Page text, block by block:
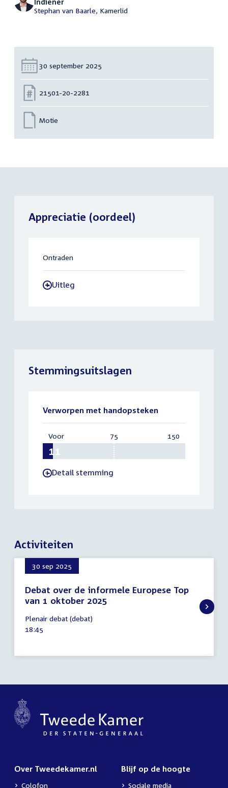
Stephan van Baarle, Kamerlid
Datum:
30 september 2025
Nummer:
21501-20-2281
Motie
Appreciatie (oordeel)
Ontraden
-Uitleg
Stemmingsuitslagen
Verworpen met handopsteken
Voor:
75 150
-Detail stemming
Activiteiten
30 sep 2025
Debat over de informele Europese Top
van 1 oktober 2025
september
2025
Plenair debat (debat)
Tijd
18:45
Over Tweedekamer.nl
Colofon
Blijf op de hoogte
Sociale media